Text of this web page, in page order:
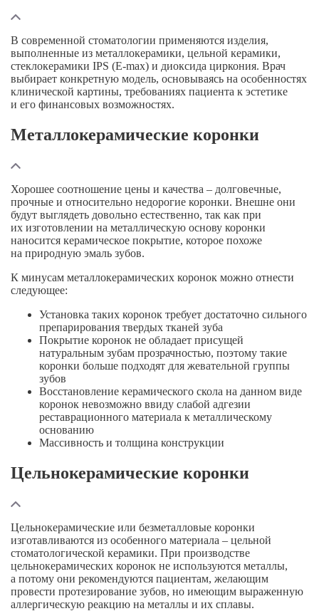
В современной стоматологии применяются изделия,
выполненные из металлокерамики, цельной керамики,
стеклокерамики IPS (E-max) и диоксида циркония. Врач
выбирает конкретную модель, основываясь на особенностях
клинической картины, требованиях пациента к эстетике
и его финансовых возможностях.
Металлокерамические коронки
Хорошее соотношение цены и качества – долговечные,
прочные и относительно недорогие коронки. Внешне они
будут выглядеть довольно естественно, так как при
их изготовлении на металлическую основу коронки
наносится керамическое покрытие, которое похоже
на природную эмаль зубов.
К минусам металлокерамических коронок можно отнести
следующее:
Установка таких коронок требует достаточно сильного
препарирования твердых тканей зуба
Покрытие коронок не обладает присущей
натуральным зубам прозрачностью, поэтому такие
коронки больше подходят для жевательной группы
зубов
Восстановление керамического скола на данном виде
коронок невозможно ввиду слабой адгезии
реставрационного материала к металлическому
основанию
Массивность и толщина конструкции
Цельнокерамические коронки
Цельнокерамические или безметалловые коронки
изготавливаются из особенного материала – цельной
стоматологической керамики. При производстве
цельнокерамических коронок не используются металлы,
а потому они рекомендуются пациентам, желающим
провести протезирование зубов, но имеющим выраженную
аллергическую реакцию на металлы и их сплавы.